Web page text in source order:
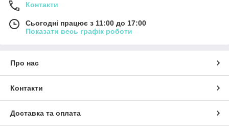
Контакти
Сьогодні працює з 11:00 до 17:00
Показати весь графік роботи
Про нас
Контакти
Доставка та оплата